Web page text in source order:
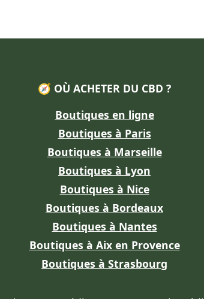
🧭 OÙ ACHETER DU CBD ?
Boutiques en ligne
Boutiques à Paris
Boutiques à Marseille
Boutiques à Lyon
Boutiques à Nice
Boutiques à Bordeaux
Boutiques à Nantes
Boutiques à Aix en Provence
Boutiques à Strasbourg